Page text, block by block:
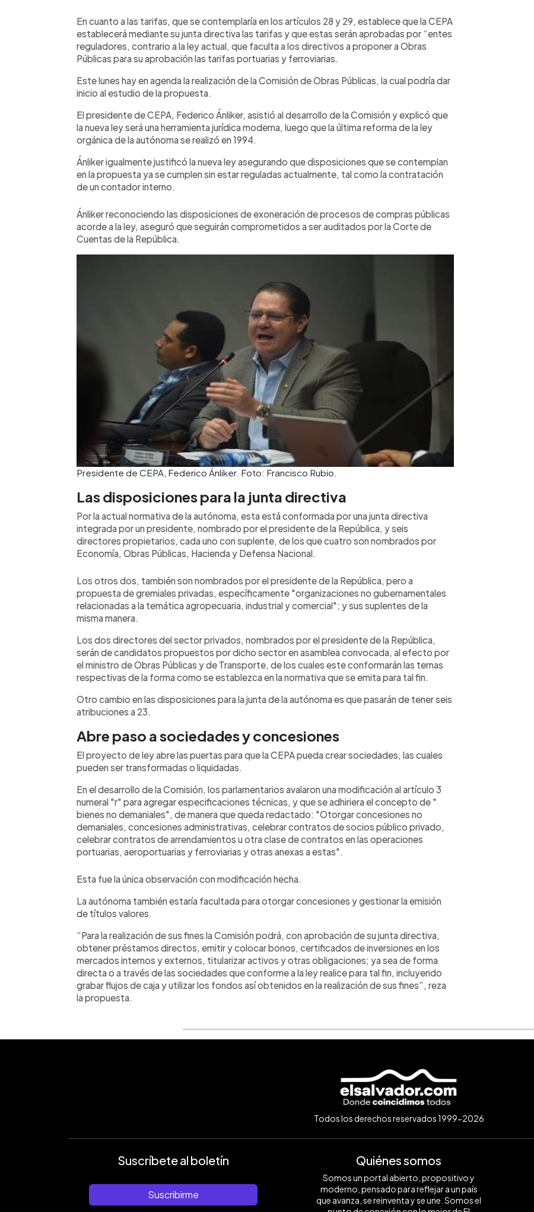
En cuanto a las tarifas, que se contemplaría en los artículos 28 y 29, establece que la CEPA
establecerá mediante su junta directiva las tarifas y que estas serán aprobadas por “entes
reguladores, contrario a la ley actual, que faculta a los directivos a proponer a Obras
Públicas para su aprobación las tarifas portuarias y ferroviarias.
Este lunes hay en agenda la realización de la Comisión de Obras Públicas, la cual podría dar
inicio al estudio de la propuesta.
El presidente de CEPA, Federico Ánliker, asistió al desarrollo de la Comisión y explicó que
la nueva ley será una herramienta jurídica moderna, luego que la última reforma de la ley
orgánica de la autónoma se realizó en 1994.
Ánliker igualmente justificó la nueva ley asegurando que disposiciones que se contemplan
en la propuesta ya se cumplen sin estar reguladas actualmente, tal como la contratación
de un contador interno.
Ánliker reconociendo las disposiciones de exoneración de procesos de compras públicas
acorde a la ley, aseguró que seguirán comprometidos a ser auditados por la Corte de
Cuentas de la República.
Presidente de CEPA, Federico Ánliker. Foto: Francisco Rubio.
Las disposiciones para la junta directiva
Por la actual normativa de la autónoma, esta está conformada por una junta directiva
integrada por un presidente, nombrado por el presidente de la República, y seis
directores propietarios, cada uno con suplente, de los que cuatro son nombrados por
Economía, Obras Públicas, Hacienda y Defensa Nacional.
Los otros dos, también son nombrados por el presidente de la República, pero a
propuesta de gremiales privadas, específicamente "organizaciones no gubernamentales
relacionadas a la temática agropecuaria, industrial y comercial"; y sus suplentes de la
misma manera.
Los dos directores del sector privados, nombrados por el presidente de la República,
serán de candidatos propuestos por dicho sector en asamblea convocada, al efecto por
el ministro de Obras Públicas y de Transporte, de los cuales este conformarán las ternas
respectivas de la forma como se establezca en la normativa que se emita para tal fin.
Otro cambio en las disposiciones para la junta de la autónoma es que pasarán de tener seis
atribuciones a 23.
Abre paso a sociedades y concesiones
El proyecto de ley abre las puertas para que la CEPA pueda crear sociedades, las cuales
pueden ser transformadas o liquidadas.
En el desarrollo de la Comisión, los parlamentarios avalaron una modificación al artículo 3
numeral "r" para agregar especificaciones técnicas, y que se adhiriera el concepto de "
bienes no demaniales", de manera que queda redactado: "Otorgar concesiones no
demaniales, concesiones administrativas, celebrar contratos de socios público privado,
celebrar contratos de arrendamientos u otra clase de contratos en las operaciones
portuarias, aeroportuarias y ferroviarias y otras anexas a estas".
Esta fue la única observación con modificación hecha.
La autónoma también estaría facultada para otorgar concesiones y gestionar la emisión
de títulos valores.
“Para la realización de sus fines la Comisión podrá, con aprobación de su junta directiva,
obtener préstamos directos, emitir y colocar bonos, certificados de inversiones en los
mercados internos y externos, titularizar activos y otras obligaciones; ya sea de forma
directa o a través de las sociedades que conforme a la ley realice para tal fin, incluyendo
grabar flujos de caja y utilizar los fondos así obtenidos en la realización de sus fines”, reza
la propuesta.
Todos los derechos reservados 1999-2026
Suscríbete al boletín
Suscribirme
Quiénes somos
Somos un portal abierto, propositivo y
moderno, pensado para reflejar a un país
que avanza, se reinventa y se une. Somos el